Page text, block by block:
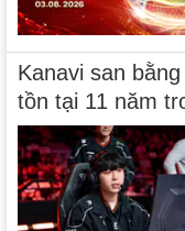
Kanavi san
tồn tại 11 năm